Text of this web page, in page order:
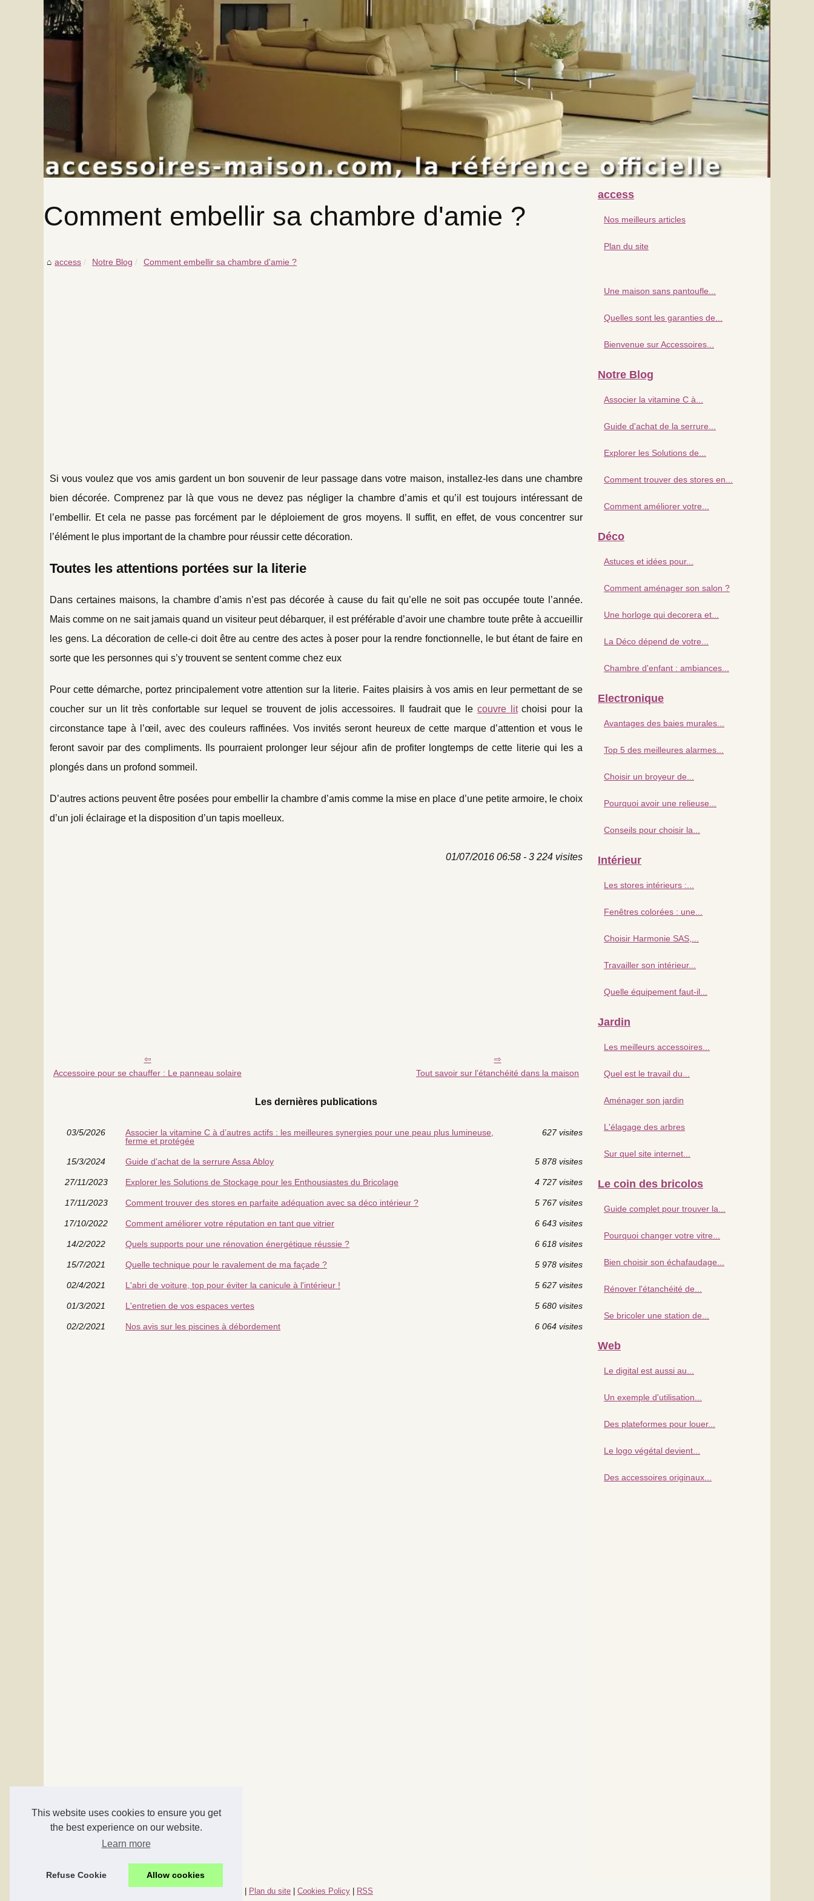
This website uses cookies to ensure you get
the best experience on our website.
Learn more
Refuse Cookie Allow cookies
Comment embellir sa chambre d'amie ?
access Notre Blog Comment embellir sa chambre d'amie ?
Si vous voulez que vos amis gardent un bon souvenir de leur passage dans votre maison, installez-les dans une chambre
bien décorée. Comprenez par là que vous ne devez pas négliger la chambre d’amis et qu’il est toujours intéressant de
l’embellir. Et cela ne passe pas forcément par le déploiement de gros moyens. Il suffit, en effet, de vous concentrer sur
l’élément le plus important de la chambre pour réussir cette décoration.
Toutes les attentions portées sur la literie
Dans certaines maisons, la chambre d’amis n’est pas décorée à cause du fait qu’elle ne soit pas occupée toute l’année.
Mais comme on ne sait jamais quand un visiteur peut débarquer, il est préférable d’avoir une chambre toute prête à accueillir
les gens. La décoration de celle-ci doit être au centre des actes à poser pour la rendre fonctionnelle, le but étant de faire en
sorte que les personnes qui s’y trouvent se sentent comme chez eux
Pour cette démarche, portez principalement votre attention sur la literie. Faites plaisirs à vos amis en leur permettant de se
coucher sur un lit très confortable sur lequel se trouvent de jolis accessoires. Il faudrait que le couvre litchoisi pour la
circonstance tape à l’œil, avec des couleurs raffinées. Vos invités seront heureux de cette marque d’attention et vous le
feront savoir par des compliments. Ils pourraient prolonger leur séjour afin de profiter longtemps de cette literie qui les a
plongés dans un profond sommeil.
D’autres actions peuvent être posées pour embellir la chambre d’amis comme la mise en place d’une petite armoire, le choix
d’un joli éclairage et la disposition d’un tapis moelleux.
01/07/2016 06:58 - 3 224 visites
Accessoire pour se chauffer : Le panneau solaire Tout savoir sur l'étanchéité dans la maison
Les dernières publications
03/5/2026
Associer la vitamine C à d’autres actifs : les meilleures synergies pour une peau plus lumineuse,
ferme et protégée
627 visites
15/3/2024 Guide d'achat de la serrure Assa Abloy 5 878 visites
27/11/2023 Explorer les Solutions de Stockage pour les Enthousiastes du Bricolage 4 727 visites
17/11/2023 Comment trouver des stores en parfaite adéquation avec sa déco intérieur ? 5 767 visites
17/10/2022 Comment améliorer votre réputation en tant que vitrier 6 643 visites
14/2/2022 Quels supports pour une rénovation énergétique réussie ? 6 618 visites
15/7/2021 Quelle technique pour le ravalement de ma façade ? 5 978 visites
02/4/2021 L'abri de voiture, top pour éviter la canicule à l'intérieur ! 5 627 visites
01/3/2021 L'entretien de vos espaces vertes 5 680 visites
02/2/2021 Nos avis sur les piscines à débordement 6 064 visites
access
Nos meilleurs articles
Plan du site
Une maison sans pantoufle...
Quelles sont les garanties de...
Bienvenue sur Accessoires...
Notre Blog
Associer la vitamine C à...
Guide d'achat de la serrure...
Explorer les Solutions de...
Comment trouver des stores en...
Comment améliorer votre...
Déco
Astuces et idées pour...
Comment aménager son salon ?
Une horloge qui decorera et...
La Déco dépend de votre...
Chambre d'enfant : ambiances...
Electronique
Avantages des baies murales...
Top 5 des meilleures alarmes...
Choisir un broyeur de...
Pourquoi avoir une relieuse...
Conseils pour choisir la...
Intérieur
Les stores intérieurs :...
Fenêtres colorées : une...
Choisir Harmonie SAS,...
Travailler son intérieur...
Quelle équipement faut-il...
Jardin
Les meilleurs accessoires...
Quel est le travail du...
Aménager son jardin
L'élagage des arbres
Sur quel site internet...
Le coin des bricolos
Guide complet pour trouver la...
Pourquoi changer votre vitre...
Bien choisir son échafaudage...
Rénover l'étanchéité de...
Se bricoler une station de...
Web
Le digital est aussi au...
Un exemple d'utilisation...
Des plateformes pour louer...
Le logo végétal devient...
Des accessoires originaux...
Plan du site Cookies Policy
RSS